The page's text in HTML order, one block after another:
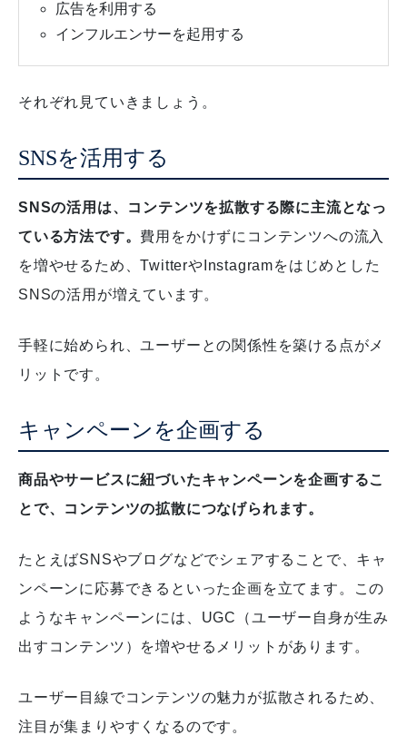
広告を利用する
インフルエンサーを起用する
それぞれ見ていきましょう。
SNSを活用する
SNSの活用は、コンテンツを拡散する際に主流となっ
ている方法です。 費用をかけずにコンテンツへの流入
を増やせるため、TwitterやInstagramをはじめとした
SNSの活用が増えています。
手軽に始められ、ユーザーとの関係性を築ける点がメ
リットです。
キャンペーンを企画する
商品やサービスに紐づいたキャンペーンを企画するこ
とで、コンテンツの拡散につなげられます。
たとえばSNSやブログなどでシェアすることで、キャ
ンペーンに応募できるといった企画を立てます。
この
ようなキャンペーンには、UGC（ユーザー自身が生み
出すコンテンツ）を増やせるメリットがあります。
ユーザー目線でコンテンツの魅力が拡散されるため、
注目が集まりやすくなるのです。